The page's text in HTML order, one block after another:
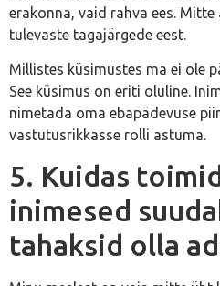
erakonna, vaid rahva ees.
tulevaste tagajärgede eest.
Millistes küsimustes ma ei ole
See küsimus on eriti oluline.
nimetada oma ebapädevuse
vastutusrikkasse rolli astuma.
5. Kuidas
inimesed
tahaksid olla